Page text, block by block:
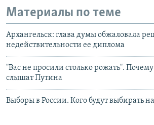
Материалы по теме
Архангельск: глава думы обжаловала
недействительности ее диплома
"Вас не просили столько рожать".
слышат Путина
Выборы в России. Кого будут выбирать